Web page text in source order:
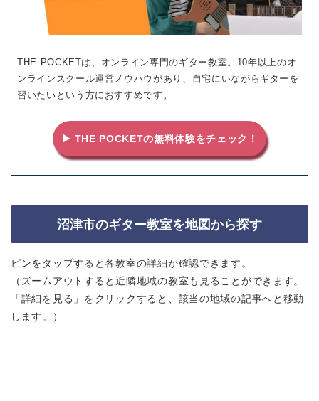
THE POCKETは、オンライン専門のギター教室。10年以上のオ
ンラインスクール運営ノウハウがあり、自宅にいながらギターを
習いたいという方におすすめです。
▶ THE POCKETの無料体験をチェック！
沼津市のギター教室を地図から探す
ピンをタップすると各教室の詳細が確認できます。
（ズームアウトすると近隣地域の教室も見ることができます。
「詳細を見る」をクリックすると、該当の地域の記事へと移動
します。）